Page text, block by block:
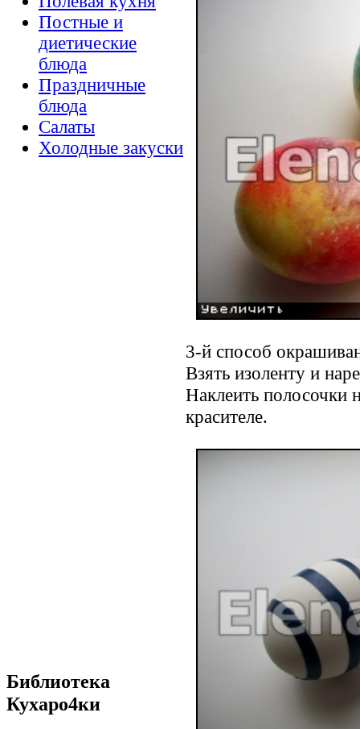
Постные и
диетические
блюда
Праздничные
блюда
Салаты
Холодные закуски
Библиотека
Кухаро4ки
3-й способ
Взять изоленту и
Наклеить полосочки
красителе.